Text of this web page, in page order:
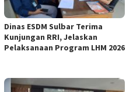
Dinas ESDM Sulbar Terima
Kunjungan RRI, Jelaskan
Pelaksanaan Program LHM 2026